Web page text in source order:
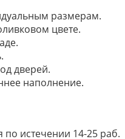
размерам.
цвете.
дверей.
наполнение.
по истечении 14-25 раб.